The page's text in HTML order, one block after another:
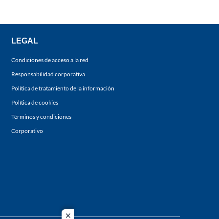
LEGAL
Condiciones de acceso a la red
Responsabilidad corporativa
Política de tratamiento de la información
Política de cookies
Términos y condiciones
Corporativo